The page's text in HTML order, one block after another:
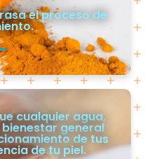
el proceso de
cualquier agua,
general
de tus
de tu piel.